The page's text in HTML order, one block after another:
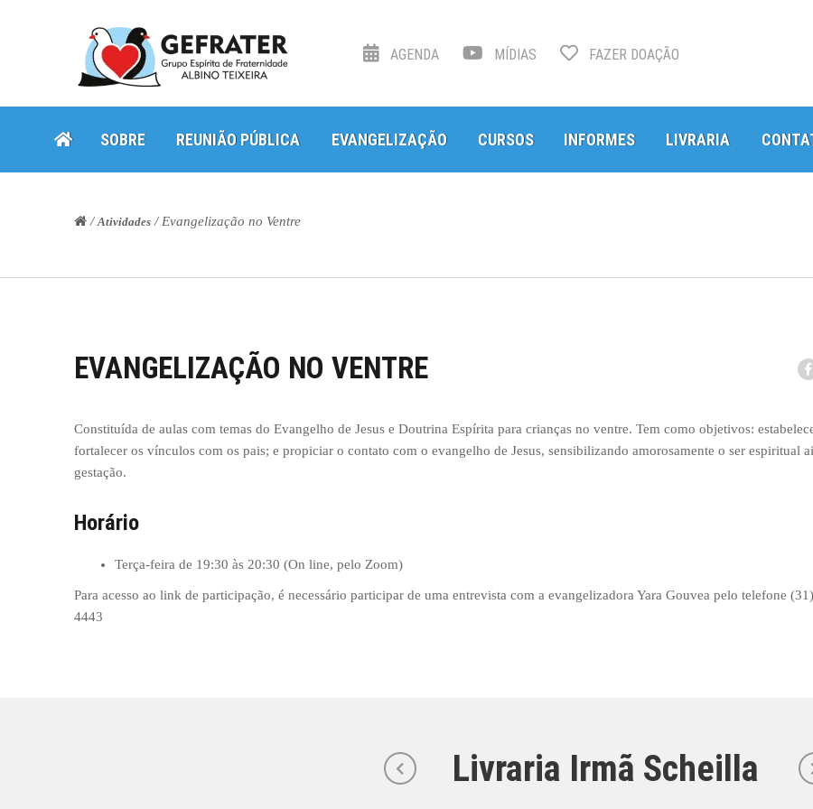
AGENDA MÍDIAS FAZER DOAÇÃO
SOBRE REUNIÃO PÚBLICA EVANGELIZAÇÃO CURSOS INFORMES LIVRARIA
/ Atividades / Evangelização no Ventre
EVANGELIZAÇÃO NO VENTRE
Constituída de aulas com temas do Evangelho de Jesus e Doutrina Espírita para crianças no ventre. Tem como objetivos:
fortalecer os vínculos com os pais; e propiciar o contato com o evangelho de Jesus, sensibilizando amorosamente o ser espiritual
gestação.
Horário
Terça-feira de 19:30 às 20:30 (On line, pelo Zoom)
Para acesso ao link de participação, é necessário participar de uma entrevista com a evangelizadora Yara Gouvea pelo telefone
4443
Livraria Irmã Scheilla